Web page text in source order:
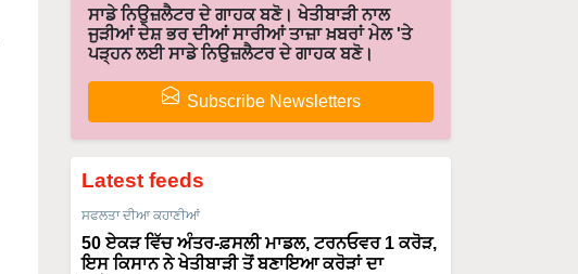
ਸਾਡੇ ਨਿਉਜ਼ਲੈਟਰ ਦੇ ਗਾਹਕ ਬਣੋ। ਖੇਤੀਬਾੜੀ ਨਾਲ
ਜੁੜੀਆਂ ਦੇਸ਼ ਭਰ ਦੀਆਂ ਸਾਰੀਆਂ ਤਾਜ਼ਾ ਖ਼ਬਰਾਂ ਮੇਲ 'ਤੇ
ਪੜ੍ਹਨ ਲਈ ਸਾਡੇ ਨਿਉਜ਼ਲੈਟਰ ਦੇ ਗਾਹਕ ਬਣੋ।
Subscribe Newsletters
Latest feeds
ਸਫਲਤਾ ਦੀਆ ਕਹਾਣੀਆਂ
50 ਏਕੜ ਵਿੱਚ ਅੰਤਰ-ਫ਼ਸਲੀ ਮਾਡਲ, ਟਰਨਓਵਰ 1 ਕਰੋੜ,
ਇਸ ਕਿਸਾਨ ਨੇ ਖੇਤੀਬਾੜੀ ਤੋਂ ਬਣਾਇਆ ਕਰੋੜਾਂ ਦਾ